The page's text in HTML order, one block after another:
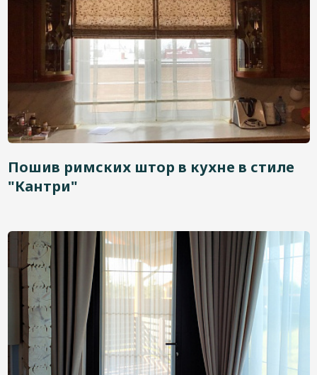
Пошив римских штор в кухне в стиле
"Кантри"